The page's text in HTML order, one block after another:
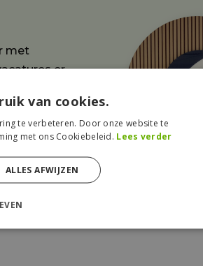
met
er
Bekijk
van cookies.
te verbeteren. Door onze website te
met ons Cookiebeleid. Lees verder
ALLES AFWIJZEN